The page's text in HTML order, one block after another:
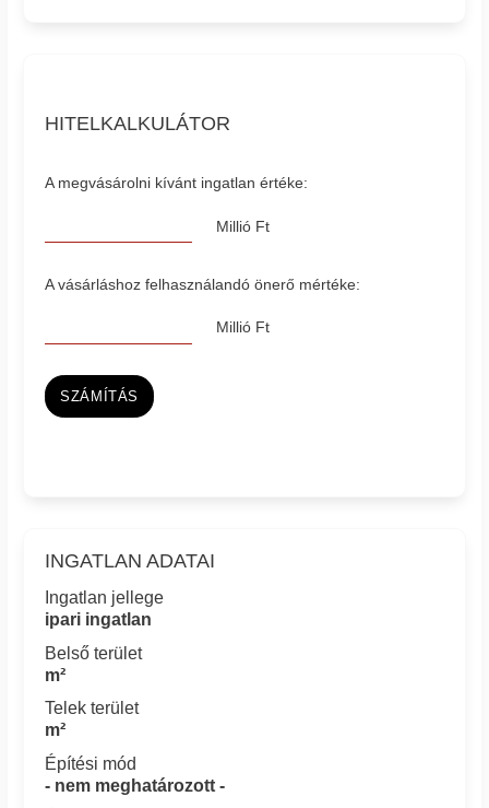
HITELKALKULÁTOR
A megvásárolni kívánt ingatlan értéke:
Millió Ft
A vásárláshoz felhasználandó önerő mértéke:
Millió Ft
SZÁMÍTÁS
INGATLAN ADATAI
Ingatlan jellege
ipari ingatlan
Belső terület
m²
Telek terület
m²
Építési mód
- nem meghatározott -